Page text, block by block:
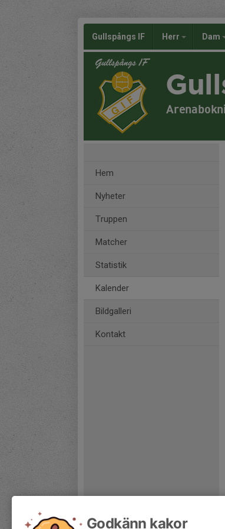
Gullspångs IF Herr Dam
Hem
Nyheter
Truppen
Matcher
Statistik
Kalender
Bildgalleri
Kontakt
Godkänn kakor